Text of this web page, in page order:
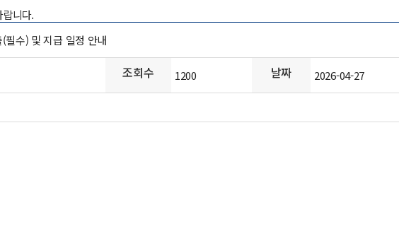
니다.
수) 및 지급 일정 안내
조회수 1200 날짜 2026-04-27